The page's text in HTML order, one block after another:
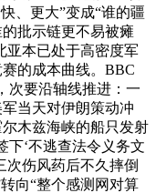
、更大”变成“谁的疆
批示链更不易被瘫
亚本已处于高密度军
的成本曲线。BBC
次要沿轴线推进：一
当天对伊朗策动冲
木兹海峡的船只发射
下‘不逃查法令义务文
次伤风药后不久摔倒
向“整个感测网对算